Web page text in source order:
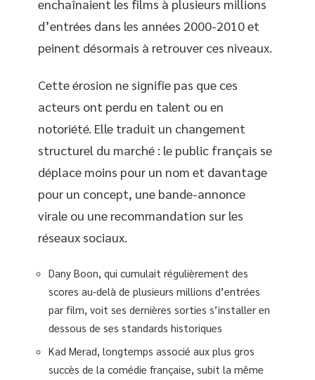
enchaînaient les films à plusieurs millions
d’entrées dans les années 2000-2010 et
peinent désormais à retrouver ces niveaux.
Cette érosion ne signifie pas que ces
acteurs ont perdu en talent ou en
notoriété. Elle traduit un changement
structurel du marché : le public français se
déplace moins pour un nom et davantage
pour un concept, une bande-annonce
virale ou une recommandation sur les
réseaux sociaux.
Dany Boon, qui cumulait régulièrement des
scores au-delà de plusieurs millions d’entrées
par film, voit ses dernières sorties s’installer en
dessous de ses standards historiques
Kad Merad, longtemps associé aux plus gros
succès de la comédie française, subit la même